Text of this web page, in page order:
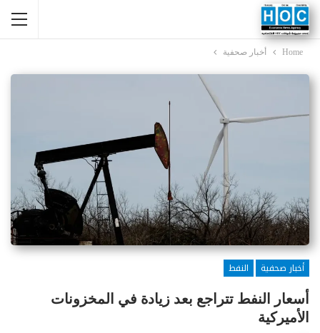
Home أخبار صحفية
أخبار صحفية
النفط
أسعار النفط تتراجع بعد زيادة في المخزونات
الأميركية